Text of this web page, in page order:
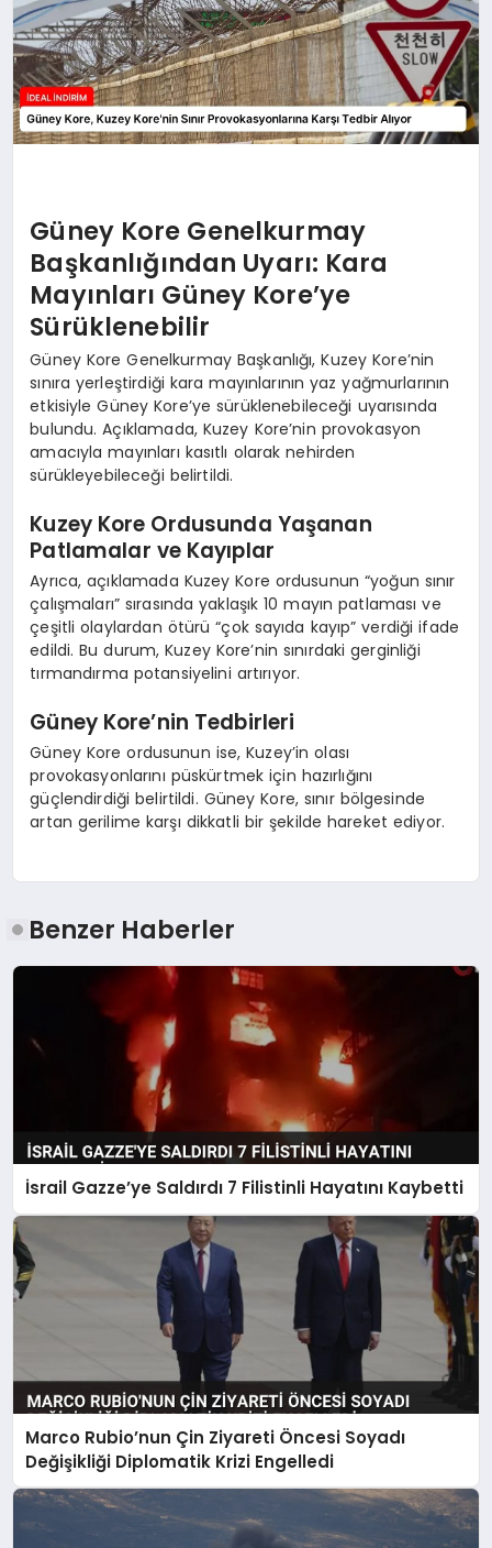
Güney Kore Genelkurmay
Başkanlığından Uyarı: Kara
Mayınları Güney Kore’ye
Sürüklenebilir
Güney Kore Genelkurmay Başkanlığı, Kuzey Kore’nin
sınıra yerleştirdiği kara mayınlarının yaz yağmurlarının
etkisiyle Güney Kore’ye sürüklenebileceği uyarısında
bulundu. Açıklamada, Kuzey Kore’nin provokasyon
amacıyla mayınları kasıtlı olarak nehirden
sürükleyebileceği belirtildi.
Kuzey Kore Ordusunda Yaşanan
Patlamalar ve Kayıplar
Ayrıca, açıklamada Kuzey Kore ordusunun “yoğun sınır
çalışmaları” sırasında yaklaşık 10 mayın patlaması ve
çeşitli olaylardan ötürü “çok sayıda kayıp” verdiği ifade
edildi. Bu durum, Kuzey Kore’nin sınırdaki gerginliği
tırmandırma potansiyelini artırıyor.
Güney Kore’nin Tedbirleri
Güney Kore ordusunun ise, Kuzey’in olası
provokasyonlarını püskürtmek için hazırlığını
güçlendirdiği belirtildi. Güney Kore, sınır bölgesinde
artan gerilime karşı dikkatli bir şekilde hareket ediyor.
Benzer Haberler
İsrail Gazze’ye Saldırdı 7 Filistinli Hayatını Kaybetti
Marco Rubio’nun Çin Ziyareti Öncesi Soyadı
Değişikliği Diplomatik Krizi Engelledi